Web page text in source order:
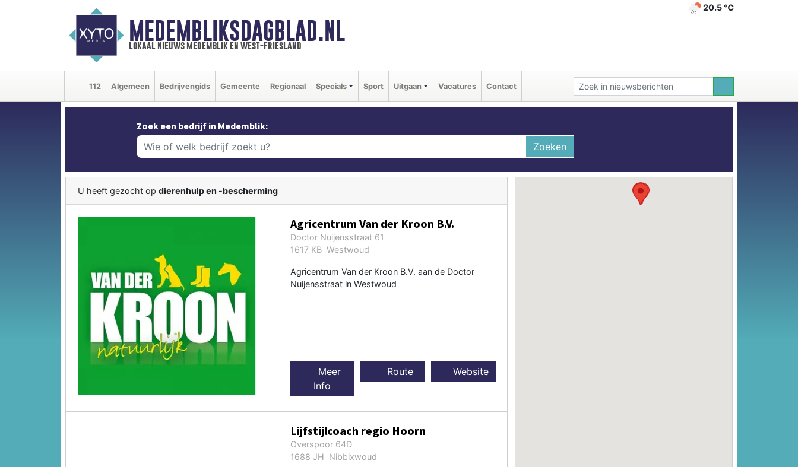
MEDEMBLIKSDAGBLAD.NL
lokaal nieuws medemblik en west-friesland
20.5 ℃
112 Algemeen Bedrijvengids Gemeente Regionaal Specials Sport Uitgaan Vacatures Contact
Zoek een bedrijf in Medemblik:
Zoeken
U heeft gezocht op dierenhulp en -bescherming
Agricentrum Van der Kroon B.V.
Doctor Nuijensstraat 61
1617 KB Westwoud
Agricentrum Van der Kroon B.V. aan de Doctor
Nuijensstraat in Westwoud
Meer
Info
Route Website
Lijfstijlcoach regio Hoorn
Overspoor 64D
1688 JH Nibbixwoud